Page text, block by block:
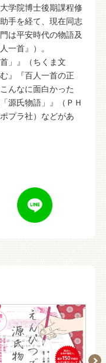
学院博士後期課程修
手を経て、現在同志
は平安時代の物語及
一首』）。
」』（ちくま文
』『百人一首の正
んなに面白かった
源氏物語」』（ＰＨ
プラ社）などがあ